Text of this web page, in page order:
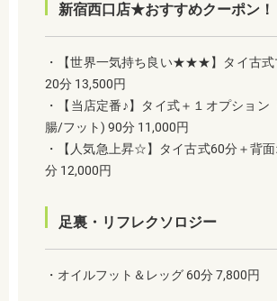
新宿西口店★おすすめクーポン！
・【世界一気持ち良い★★★】タイ古
20分 13,500円
・【当店定番♪】タイ式＋１オプショ
腸/フット) 90分 11,000円
・【人気急上昇☆】タイ古式60分＋背
分 12,000円
足裏・リフレクソロジー
・オイルフット＆レッグ 60分 7,800円